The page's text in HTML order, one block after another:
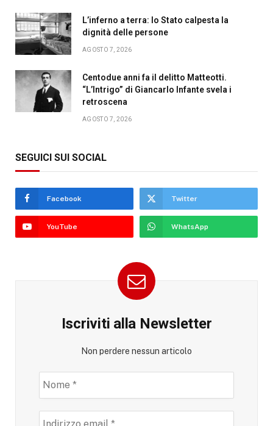
L’inferno a terra: lo Stato calpesta la
dignità delle persone
AGOSTO 7, 2026
Centodue anni fa il delitto Matteotti.
“L’Intrigo” di Giancarlo Infante svela i
retroscena
AGOSTO 7, 2026
SEGUICI SUI SOCIAL
Facebook Twitter
YouTube WhatsApp
Iscriviti alla Newsletter
Non perdere nessun articolo